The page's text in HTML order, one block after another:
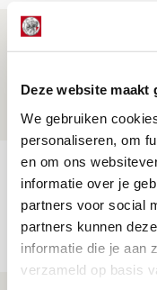
Deze website maakt
We gebruiken
personaliseren, om
en om ons
informatie over je
partners voor social
partners kunnen
informatie die je aan
verzameld op basis
Míchels elf:
08 AUGUSTUS 2026 - 11:34
NIEUWS
Spelen bij
maakt Abdalla
08 AUGUSTUS 2026 - 10:04
NIEUWS